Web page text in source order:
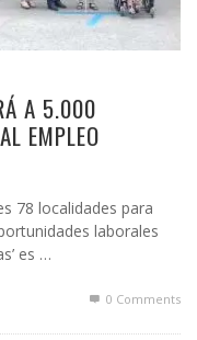
A 5.000
EMPLEO
78 localidades para
laborales
es …
0 Comments